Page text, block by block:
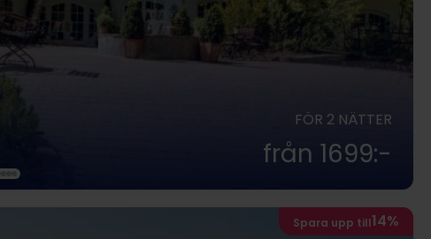
FÖR 2 NÄTTER
från 1699:-
Spara upp till14%